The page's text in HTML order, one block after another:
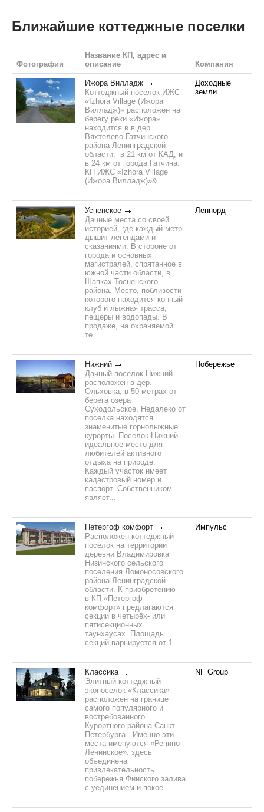
Ближайшие коттеджные поселки
Фотографии
Название КП, адрес и
описание
Компания
Ижора Вилладж
Коттеджный поселок ИЖС
«Izhora Village (Ижора
Вилладж)» расположен на
берегу реки «Ижора»
находится в в дер.
Вяхтелево Гатчинского
района Ленинградской
области, в 21 км от КАД, и
в 24 км от города Гатчина.
КП ИЖС «Izhora Village
(Ижора Вилладж)»&...
Доходные
земли
Успенское
Дачные места со своей
историей, где каждый метр
дышит легендами и
сказаниями. В стороне от
города и основных
магистралей, спрятанное в
южной части области, в
Шапках Тосненского
района. Место, поблизости
которого находится конный
клуб и лыжная трасса,
пещеры и водопады. В
продаже, на охраняемой
те...
Леннорд
Нижний
Дачный поселок Нижний
расположен в дер.
Ольховка, в 50 метрах от
берега озера
Суходольское. Недалеко от
поселка находятся
знаменитые горнолыжные
курорты. Поселок Нижний -
идеальное место для
любителей активного
отдыха на природе.
Каждый участок имеет
кадастровый номер и
паспорт. Собственником
являет...
Побережье
Петергоф комфорт
Расположен коттеджный
посёлок на территории
деревни Владимировка
Низинского сельского
поселения Ломоносовского
района Ленинградской
области. К приобретению
в КП «Петергоф
комфорт» предлагаются
секции в четырёх- или
пятисекционных
таунхаусах. Площадь
секций варьируется от 1...
Импульс
Классика
Элитный коттеджный
экопоселок «Классика»
расположен на границе
самого популярного и
востребованного
Курортного района Санкт-
Петербурга. Именно эти
места именуются «Репино-
Ленинское»: здесь
объединена
привлекательность
побережья Финского залива
с уединением и покое...
NF Group